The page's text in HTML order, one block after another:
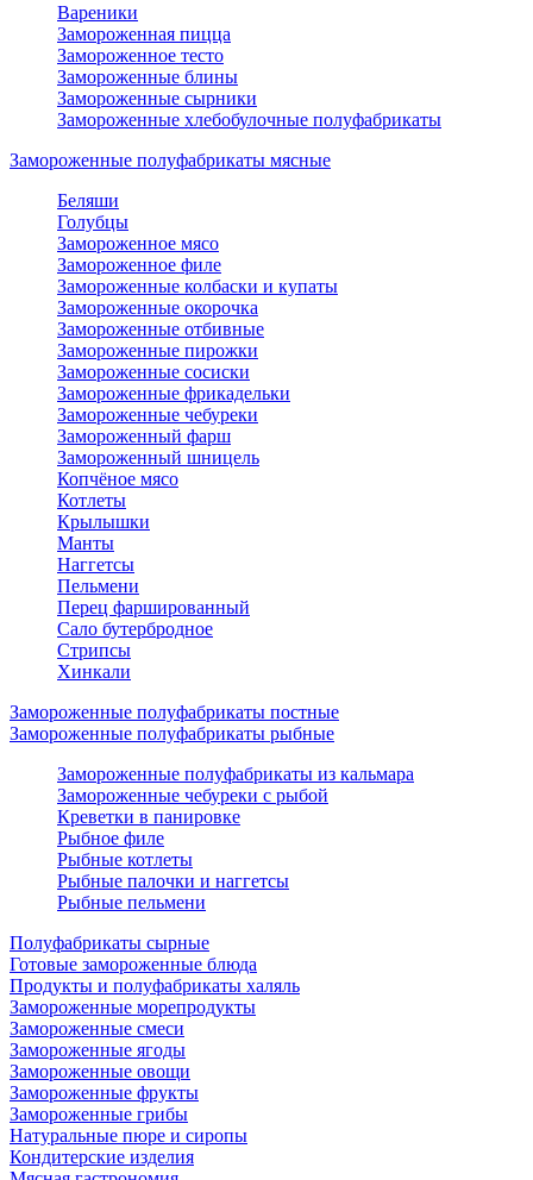
Вареники
Замороженная пицца
Замороженное тесто
Замороженные блины
Замороженные сырники
Замороженные хлебобулочные полуфабрикаты
Замороженные полуфабрикаты мясные
Беляши
Голубцы
Замороженное мясо
Замороженное филе
Замороженные колбаски и купаты
Замороженные окорочка
Замороженные отбивные
Замороженные пирожки
Замороженные сосиски
Замороженные фрикадельки
Замороженные чебуреки
Замороженный фарш
Замороженный шницель
Копчёное мясо
Котлеты
Крылышки
Манты
Наггетсы
Пельмени
Перец фаршированный
Сало бутербродное
Стрипсы
Хинкали
Замороженные полуфабрикаты постные
Замороженные полуфабрикаты рыбные
Замороженные полуфабрикаты из кальмара
Замороженные чебуреки с рыбой
Креветки в панировке
Рыбное филе
Рыбные котлеты
Рыбные палочки и наггетсы
Рыбные пельмени
Полуфабрикаты сырные
Готовые замороженные блюда
Продукты и полуфабрикаты халяль
Замороженные морепродукты
Замороженные смеси
Замороженные ягоды
Замороженные овощи
Замороженные фрукты
Замороженные грибы
Натуральные пюре и сиропы
Кондитерские изделия